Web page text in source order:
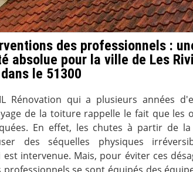
des professionnels :
absolue pour la ville de Les
le 51300
Rénovation qui a plusieurs années
de la toiture rappelle le fait que les
En effet, les chutes à partir de
des séquelles physiques
intervenue. Mais, pour éviter ces